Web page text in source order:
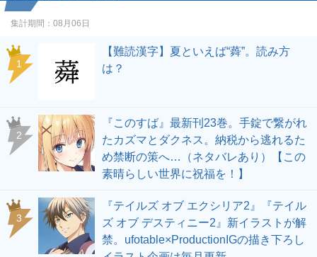
集計期間： 08月06日
1
【難読漢字】夏といえば“蕣”。読み方
は？
2
『このすば』最新刊23巻。手錠で繋がれ
たカズマとダクネス。納税から逃れるた
め禁断の策へ…（ネタバレあり）【この
素晴らしい世界に祝福を！】
3
『テイルズ オブ エクシリア2』『テイル
ズ オブ デスティニー2』新イラストが解
禁。ufotable×ProductionIGの描き下ろし